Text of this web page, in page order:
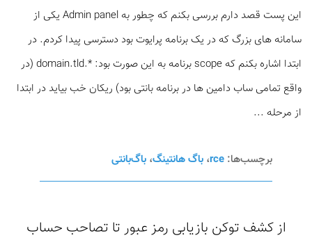
این پست قصد دارم بررسی بکنم که چطور به Admin panel یکی از
سامانه های بزرگ که در یک برنامه پرایوت بود دسترسی پیدا کردم. در
ابتدا اشاره بکنم که scope برنامه به این صورت بود: *.domain.tld (در
واقع تمامی ساب دامین ها در برنامه بانتی بود) ریکان خب بیاید در ابتدا
از مرحله ...
برچسب‌ها: rce، باگ هانتینگ، باگ‌بانتی
از کشف توکن بازیابی رمز عبور تا تصاحب حساب